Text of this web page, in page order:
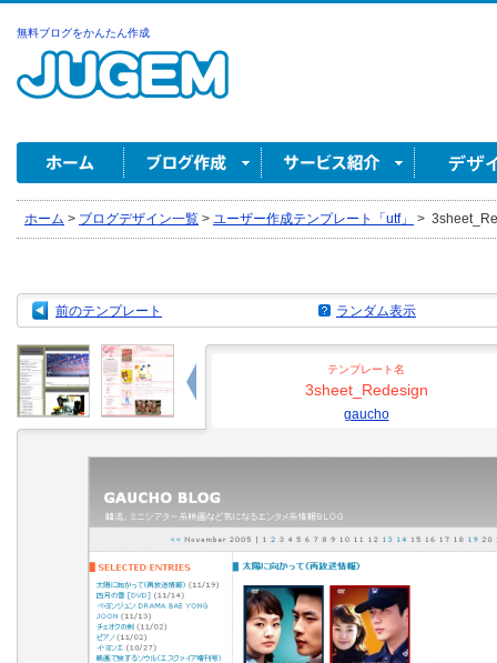
無料ブログをかんたん作成
ホーム > ブログデザイン一覧 > ユーザー作成テンプレート「utf」 >
前のテンプレート ランダム表示
テンプレート名
3sheet_Redesign
gaucho